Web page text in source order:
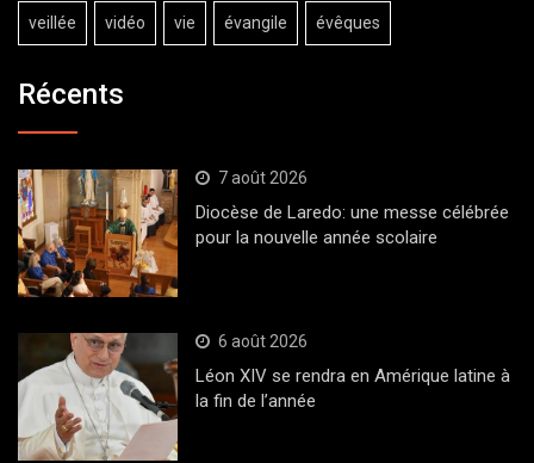
veillée vidéo vie évangile évêques
Récents
7 août 2026
Diocèse de Laredo: une messe célébrée
pour la nouvelle année scolaire
6 août 2026
Léon XIV se rendra en Amérique latine à
la fin de l’année